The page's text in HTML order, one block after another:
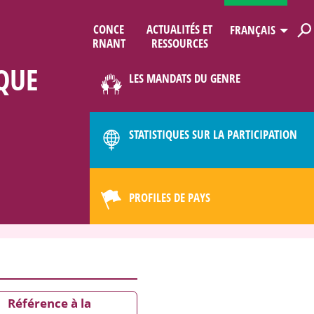
CONCE
R­NANT
ACTUALITÉS ET
RESSOURCES
FRANÇAIS
LES MANDATS DU GENRE
STATISTIQUES SUR LA PARTICIPATION
PROFILES DE PAYS
Référence à la